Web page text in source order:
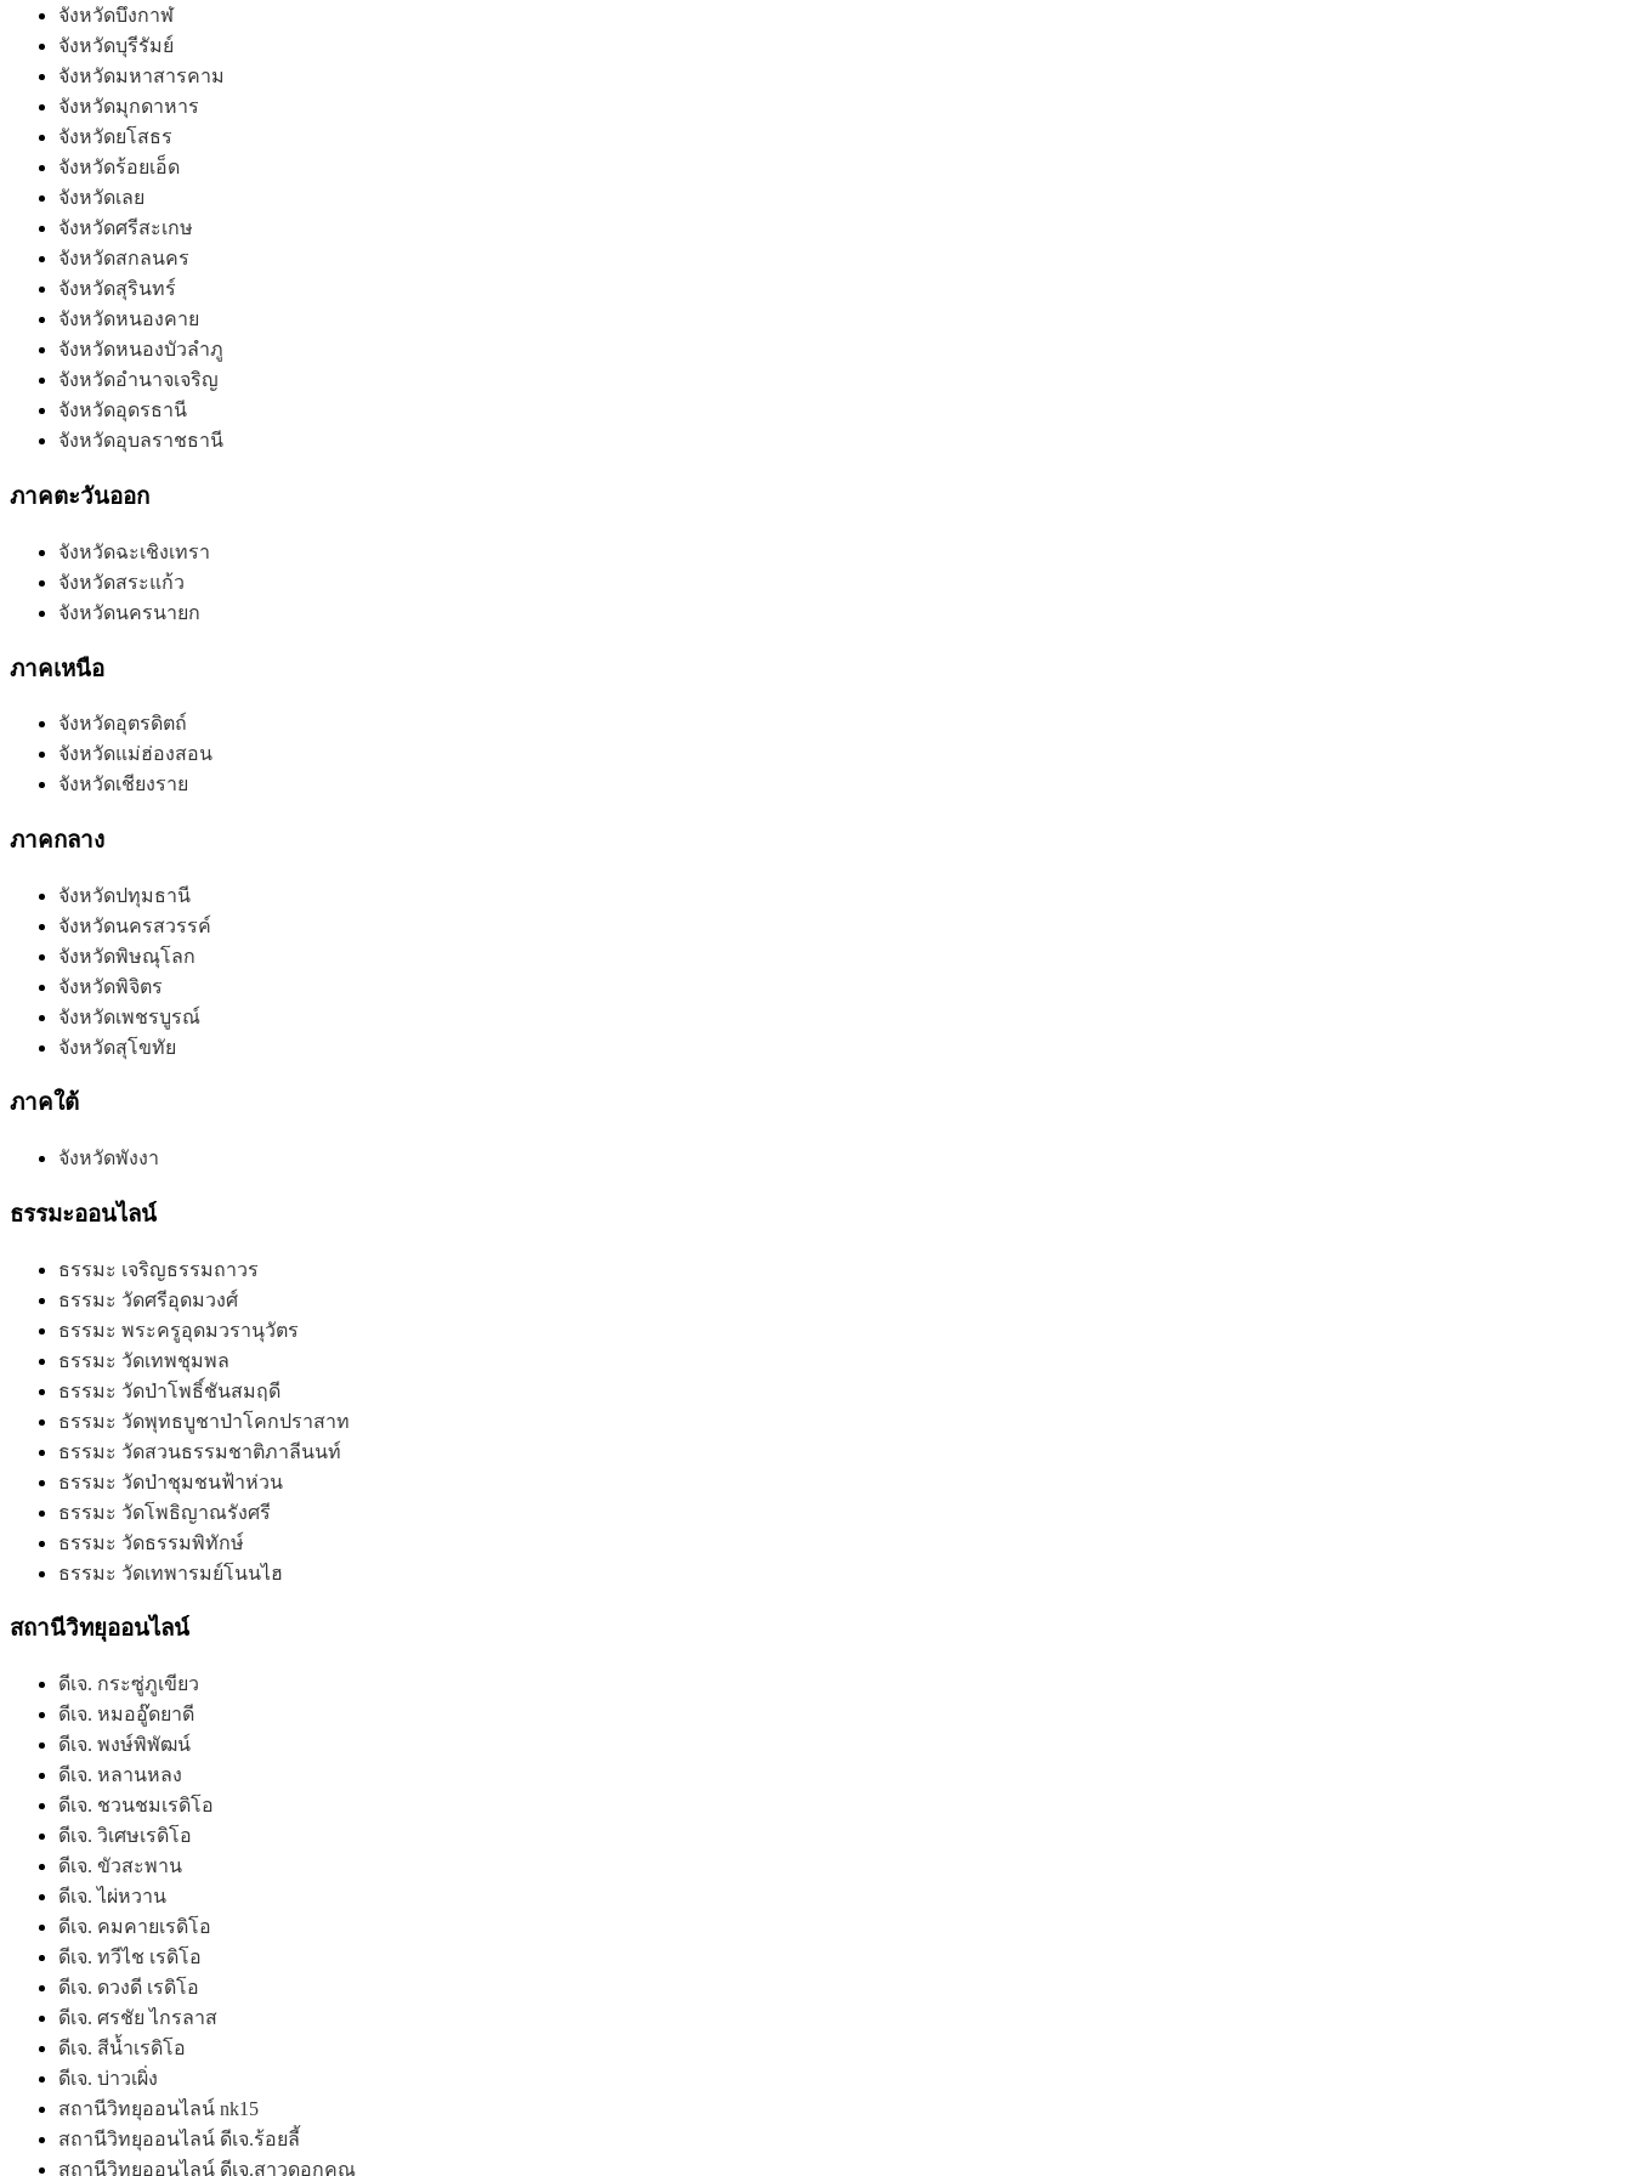
จังหวัดบึงกาฬ
จังหวัดบุรีรัมย์
จังหวัดมหาสารคาม
จังหวัดมุกดาหาร
จังหวัดยโสธร
จังหวัดร้อยเอ็ด
จังหวัดเลย
จังหวัดศรีสะเกษ
จังหวัดสกลนคร
จังหวัดสุรินทร์
จังหวัดหนองคาย
จังหวัดหนองบัวลำภู
จังหวัดอำนาจเจริญ
จังหวัดอุดรธานี
จังหวัดอุบลราชธานี
ภาคตะวันออก
จังหวัดฉะเชิงเทรา
จังหวัดสระแก้ว
จังหวัดนครนายก
ภาคเหนือ
จังหวัดอุตรดิตถ์
จังหวัดแม่ฮ่องสอน
จังหวัดเชียงราย
ภาคกลาง
จังหวัดปทุมธานี
จังหวัดนครสวรรค์
จังหวัดพิษณุโลก
จังหวัดพิจิตร
จังหวัดเพชรบูรณ์
จังหวัดสุโขทัย
ภาคใต้
จังหวัดพังงา
ธรรมะออนไลน์
ธรรมะ เจริญธรรมถาวร
ธรรมะ วัดศรีอุดมวงศ์
ธรรมะ พระครูอุดมวรานุวัตร
ธรรมะ วัดเทพชุมพล
ธรรมะ วัดป่าโพธิ์ชันสมฤดี
ธรรมะ วัดพุทธบูชาป่าโคกปราสาท
ธรรมะ วัดสวนธรรมชาติภาลีนนท์
ธรรมะ วัดป่าชุมชนฟ้าห่วน
ธรรมะ วัดโพธิญาณรังศรี
ธรรมะ วัดธรรมพิทักษ์
ธรรมะ วัดเทพารมย์โนนไฮ
สถานีวิทยุออนไลน์
ดีเจ. กระซู่ภูเขียว
ดีเจ. หมออู๊ดยาดี
ดีเจ. พงษ์พิพัฒน์
ดีเจ. หลานหลง
ดีเจ. ชวนชมเรดิโอ
ดีเจ. วิเศษเรดิโอ
ดีเจ. ขัวสะพาน
ดีเจ. ไผ่หวาน
ดีเจ. คมคายเรดิโอ
ดีเจ. ทวีไช เรดิโอ
ดีเจ. ดวงดี เรดิโอ
ดีเจ. ศรชัย ไกรลาส
ดีเจ. สีน้ำเรดิโอ
ดีเจ. บ่าวเผิ่ง
สถานีวิทยุออนไลน์ nk15
สถานีวิทยุออนไลน์ ดีเจ.ร้อยลี้
สถานีวิทยุออนไลน์ ดีเจ.สาวดอกคูณ